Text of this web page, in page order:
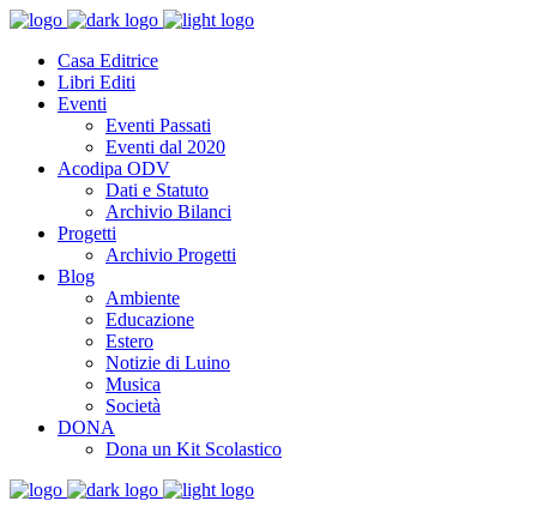
Casa Editrice
Libri Editi
Eventi
Eventi Passati
Eventi dal 2020
Acodipa ODV
Dati e Statuto
Archivio Bilanci
Progetti
Archivio Progetti
Blog
Ambiente
Educazione
Estero
Notizie di Luino
Musica
Società
DONA
Dona un Kit Scolastico